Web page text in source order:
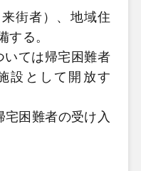
街者）、地域住
する。
ては帰宅困難者
設として開放す
困難者の受け入